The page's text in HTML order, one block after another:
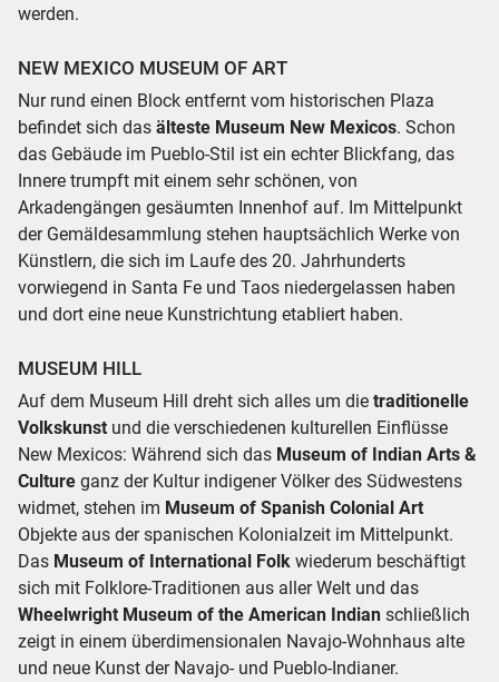
werden.
NEW MEXICO MUSEUM OF ART
Nur rund einen Block entfernt vom historischen Plaza
befindet sich das älteste Museum New Mexicos. Schon
das Gebäude im Pueblo-Stil ist ein echter Blickfang, das
Innere trumpft mit einem sehr schönen, von
Arkadengängen gesäumten Innenhof auf. Im Mittelpunkt
der Gemäldesammlung stehen hauptsächlich Werke von
Künstlern, die sich im Laufe des 20. Jahrhunderts
vorwiegend in Santa Fe und Taos niedergelassen haben
und dort eine neue Kunstrichtung etabliert haben.
MUSEUM HILL
Auf dem Museum Hill dreht sich alles um die traditionelle
Volkskunst und die verschiedenen kulturellen Einflüsse
New Mexicos: Während sich das Museum of Indian Arts &
Culture ganz der Kultur indigener Völker des Südwestens
widmet, stehen im Museum of Spanish Colonial Art
Objekte aus der spanischen Kolonialzeit im Mittelpunkt.
Das Museum of International Folk wiederum beschäftigt
sich mit Folklore-Traditionen aus aller Welt und das
Wheelwright Museum of the American Indian schließlich
zeigt in einem überdimensionalen Navajo-Wohnhaus alte
und neue Kunst der Navajo- und Pueblo-Indianer.